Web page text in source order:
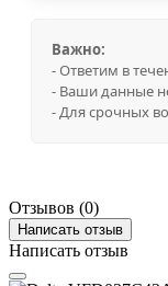
Важно:
- Ответим в
- Ваши данные
- Для срочных
Отзывов (0)
Написать отзыв
Написать отзыв